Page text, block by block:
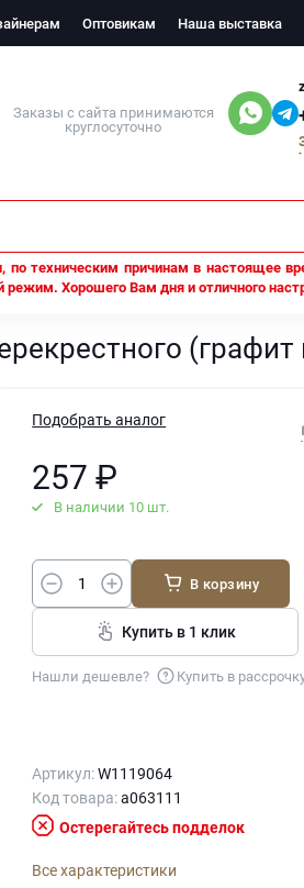
Оптовикам Наша выставка
Заказы с сайта принимаются
круглосуточно
техническим причинам в настоящее
Хорошего Вам дня и отличного
Клавиша для выключателя
Подобрать аналог
257₽
В наличии 10 шт.
В корзину
Купить в 1 клик
Нашли дешевле? Купить в
Артикул:W1119064
Код товара:a063111
Остерегайтесь подделок
Все характеристики